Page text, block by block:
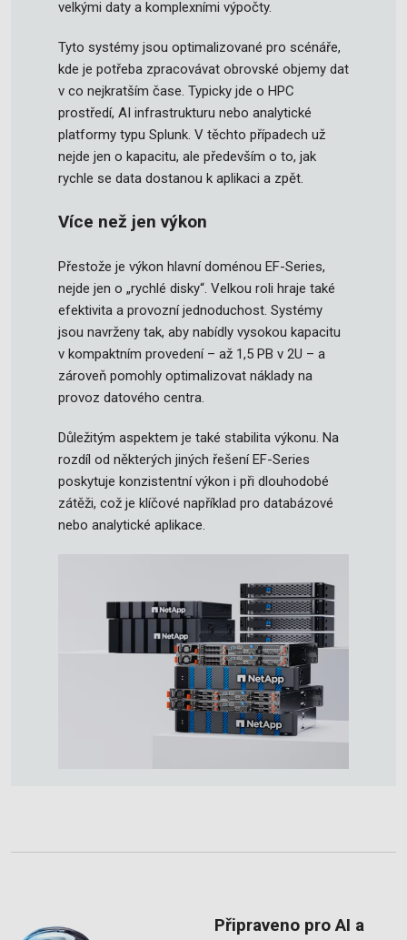
velkými daty a komplexními výpočty.
Tyto systémy jsou optimalizované pro scénáře,
kde je potřeba zpracovávat obrovské objemy dat
v co nejkratším čase. Typicky jde o HPC
prostředí, AI infrastrukturu nebo analytické
platformy typu Splunk. V těchto případech už
nejde jen o kapacitu, ale především o to, jak
rychle se data dostanou k aplikaci a zpět.
Více než jen výkon
Přestože je výkon hlavní doménou EF-Series,
nejde jen o „rychlé disky“. Velkou roli hraje také
efektivita a provozní jednoduchost. Systémy
jsou navrženy tak, aby nabídly vysokou kapacitu
v kompaktním provedení – až 1,5 PB v 2U – a
zároveň pomohly optimalizovat náklady na
provoz datového centra.
Důležitým aspektem je také stabilita výkonu. Na
rozdíl od některých jiných řešení EF-Series
poskytuje konzistentní výkon i při dlouhodobé
zátěži, což je klíčové například pro databázové
nebo analytické aplikace.
Připraveno pro AI a